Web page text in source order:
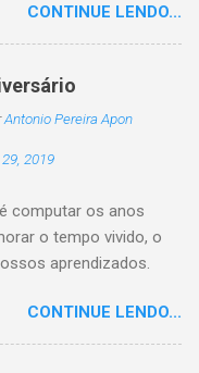
não demora,
de Antonio Pereira
vez em 1999 no
da perspectiva
encontrar este texto
nomes, ajude-nos a
o crédito correto.
CONTINUE LENDO...
Antonio Pereira Apon
2019
computar os anos
o tempo vivido, o
aprendizados.
assista o tempo
há também quem
CONTINUE LENDO...